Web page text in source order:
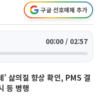
구글 선호매체 추가
00:00 / 02:57
삶의질 향상 확인, PMS 결
등 병행